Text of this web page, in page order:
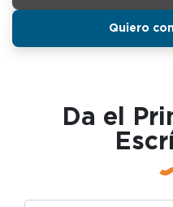
Quiero
Da el